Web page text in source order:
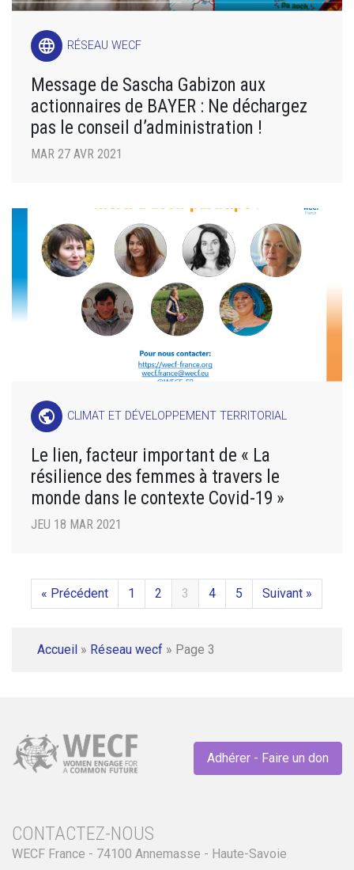
language RÉSEAU WECF
Message de Sascha Gabizon aux
actionnaires de BAYER : Ne déchargez
pas le conseil d’administration !
MAR 27 AVR 2021
public CLIMAT ET DÉVELOPPEMENT TERRITORIAL
Le lien, facteur important de « La
résilience des femmes à travers le
monde dans le contexte Covid-19 »
JEU 18 MAR 2021
« Précédent 1 2 3 4 5 Suivant »
Accueil » Réseau wecf » Page 3
Adhérer - Faire un don
CONTACTEZ-NOUS
WECF France - 74100 Annemasse - Haute-Savoie